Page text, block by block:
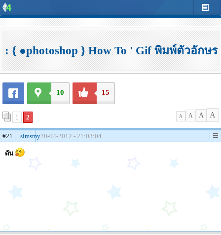
: { ●photoshop } How To ' Gif พิมพ์ตัวอักษร
10 15
1 2 A A A A
#21 simsmy20-04-2012 - 21:03:04
ดัน